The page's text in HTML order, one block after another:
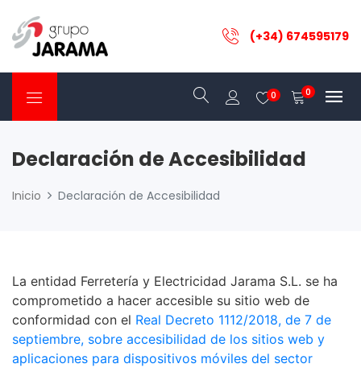
(+34) 674595179
0 0
Declaración de Accesibilidad
Inicio Declaración de Accesibilidad
La entidad Ferretería y Electricidad Jarama S.L. se ha
comprometido a hacer accesible su sitio web de
conformidad con el Real Decreto 1112/2018, de 7 de
septiembre, sobre accesibilidad de los sitios web y
aplicaciones para dispositivos móviles del sector